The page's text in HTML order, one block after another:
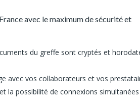
avec le maximum de sécurité et
du greffe sont cryptés et
avec vos collaborateurs et vos
la possibilité de connexions simultanées